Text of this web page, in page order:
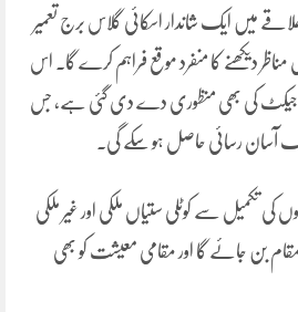
میں ایک شاندار اسکائی گلاس برج تعمیر
دیکھنے کا منفرد موقع فراہم کرے گا۔ اس
پراجیکٹ کی بھی منظوری دے دی گئی ہے، جس
آسان رسائی حاصل ہو سکے گی۔
کی تکمیل سے کوٹلی ستیاں ملکی اور غیر ملکی
بن جائے گا اور مقامی معیشت کو بھی